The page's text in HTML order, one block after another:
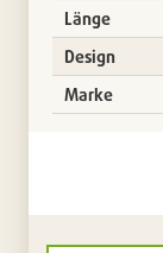
Länge
Design
Marke